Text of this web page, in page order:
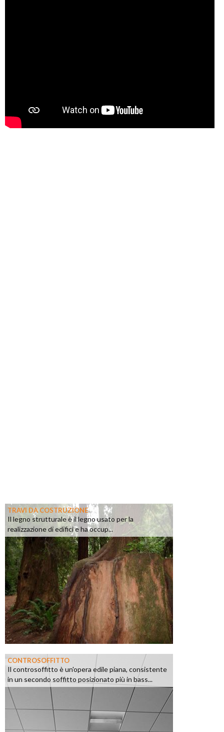
TRAVI DA COSTRUZIONE
Il legno strutturale è il legno usato per la
realizzazione di edifici e ha occup...
CONTROSOFFITTO
Il controsoffitto è un'opera edile piana, consistente
in un secondo soffitto posizionato più in bass...